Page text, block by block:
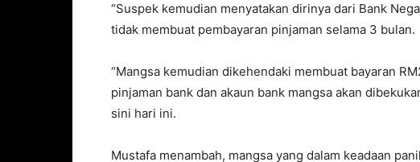
“Suspek kemudian menyatakan dirinya dari Bank
tidak membuat pembayaran pinjaman selama 3 bulan.
“Mangsa kemudian dikehendaki membuat bayaran
pinjaman bank dan akaun bank mangsa akan
sini hari ini.
Mustafa menambah, mangsa yang dalam keadaan